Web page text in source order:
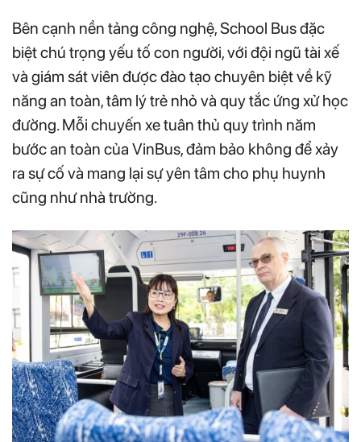
Bên cạnh nền tảng công nghệ, School Bus đặc
biệt chú trọng yếu tố con người, với đội ngũ tài xế
và giám sát viên được đào tạo chuyên biệt về kỹ
năng an toàn, tâm lý trẻ nhỏ và quy tắc ứng xử học
đường. Mỗi chuyến xe tuân thủ quy trình năm
bước an toàn của VinBus, đảm bảo không để xảy
ra sự cố và mang lại sự yên tâm cho phụ huynh
cũng như nhà trường.